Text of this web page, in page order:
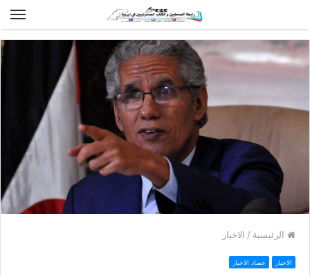
الرئيسية / الاخبار
الاخبار حصاد الاخبار